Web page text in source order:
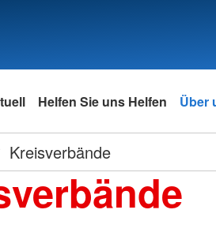
Helfen Sie uns Helfen Über
Kreisverbände